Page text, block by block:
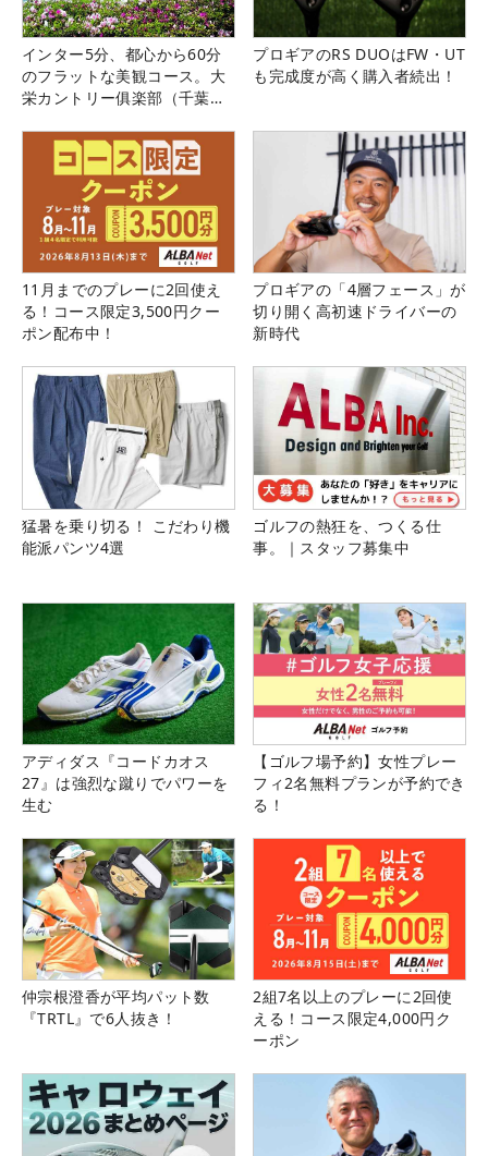
インター5分、都心から60分
のフラットな美観コース。大
栄カントリー俱楽部（千葉
プロギアのRS DUOはFW・UT
も完成度が高く購入者続出！
11月までのプレーに2回使え
る！コース限定3,500円クー
ポン配布中！
プロギアの「4層フェース」が
切り開く高初速ドライバーの
新時代
猛暑を乗り切る！ こだわり機
能派パンツ4選
ゴルフの熱狂を、つくる仕
事。｜スタッフ募集中
アディダス『コードカオス
27』は強烈な蹴りでパワーを
生む
【ゴルフ場予約】女性プレー
フィ2名無料プランが予約でき
る！
仲宗根澄香が平均パット数
『TRTL』で6人抜き！
2組7名以上のプレーに2回使
える！コース限定4,000円ク
ーポン